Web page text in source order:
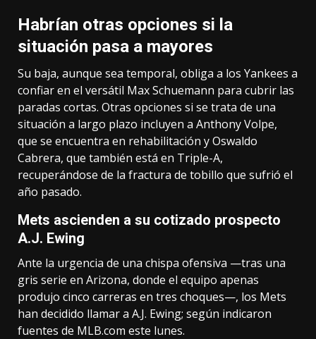
Habrían otras opciones si la
situación pasa a mayores
Su baja, aunque sea temporal, obliga a los Yankees a
confiar en el versátil Max Schuemann para cubrir las
paradas cortas. Otras opciones si se trata de una
situación a largo plazo incluyen a Anthony Volpe,
que se encuentra en rehabilitación y Oswaldo
Cabrera, que también está en Triple-A,
recuperándose de la fractura de tobillo que sufrió el
año pasado.
Mets ascienden a su cotizado prospecto
A.J. Ewing
Ante la urgencia de una chispa ofensiva —tras una
gris serie en Arizona, donde el equipo apenas
produjo cinco carreras en tres choques—, los Mets
han decidido llamar a A.J. Ewing; según indicaron
fuentes de MLB.com este lunes.